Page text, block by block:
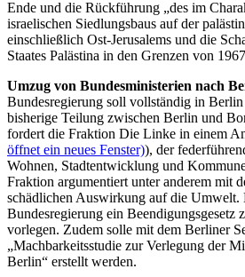
Ende und die Rückführung „des im
israelischen Siedlungsbaus auf der
einschließlich Ost-Jerusalems und die
Staates Palästina in den Grenzen von
Umzug von Bundesministerien nach
Bundesregierung soll vollständig in
bisherige Teilung zwischen Berlin und
fordert die Fraktion Die Linke in einem
öffnet ein neues Fenster)), der
Wohnen, Stadtentwicklung und
Fraktion argumentiert unter anderem mit
schädlichen Auswirkung auf die Umwelt.
Bundesregierung ein Beendigungsgesetz
vorlegen. Zudem solle mit dem Berliner
„Machbarkeitsstudie zur Verlegung der
Berlin“ erstellt werden.